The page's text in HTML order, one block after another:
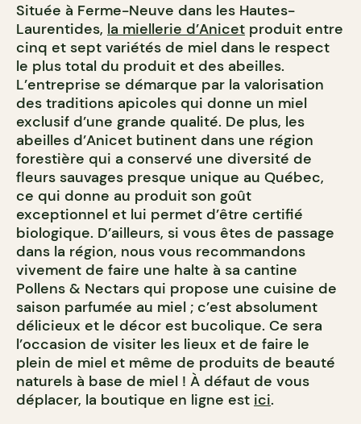
Située à Ferme-Neuve dans les Hautes-
Laurentides, la miellerie d’Anicet produit entre
cinq et sept variétés de miel dans le respect
le plus total du produit et des abeilles.
L’entreprise se démarque par la valorisation
des traditions apicoles qui donne un miel
exclusif d’une grande qualité. De plus, les
abeilles d’Anicet butinent dans une région
forestière qui a conservé une diversité de
fleurs sauvages presque unique au Québec,
ce qui donne au produit son goût
exceptionnel et lui permet d’être certifié
biologique. D’ailleurs, si vous êtes de passage
dans la région, nous vous recommandons
vivement de faire une halte à sa cantine
Pollens & Nectars qui propose une cuisine de
saison parfumée au miel ; c’est absolument
délicieux et le décor est bucolique. Ce sera
l’occasion de visiter les lieux et de faire le
plein de miel et même de produits de beauté
naturels à base de miel ! À défaut de vous
déplacer, la boutique en ligne est ici.